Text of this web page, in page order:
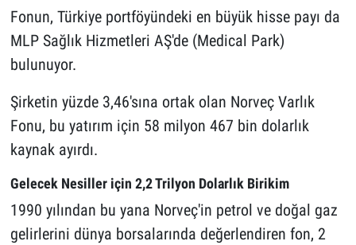
Fonun, Türkiye portföyündeki en büyük hisse payı da
MLP Sağlık Hizmetleri AŞ'de (Medical Park)
bulunuyor.
Şirketin yüzde 3,46'sına ortak olan Norveç Varlık
Fonu, bu yatırım için 58 milyon 467 bin dolarlık
kaynak ayırdı.
Gelecek Nesiller için 2,2 Trilyon Dolarlık Birikim
1990 yılından bu yana Norveç'in petrol ve doğal gaz
gelirlerini dünya borsalarında değerlendiren fon, 2